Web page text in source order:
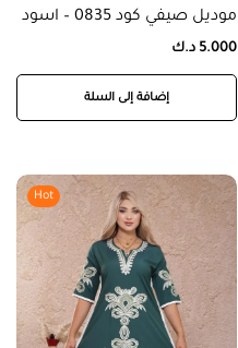
موديل صيفي كود 0835 – اسود
5.000 د.ك
إضافة إلى السلة
Hot